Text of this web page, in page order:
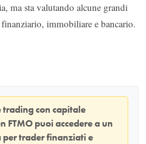
ma sta valutando alcune grandi
immobiliare e bancario.
trading con capitale
FTMO puoi accedere a un
trader finanziati e